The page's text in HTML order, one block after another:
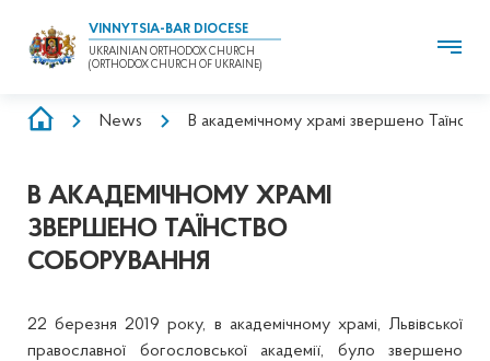
VINNYTSIA-BAR DIOCESE
UKRAINIAN ORTHODOX CHURCH
(ORTHODOX CHURCH OF UKRAINE)
BREADCRUMB
News В академічному храмі звершено
В АКАДЕМІЧНОМУ ХРАМІ
ЗВЕРШЕНО ТАЇНСТВО
СОБОРУВАННЯ
22 березня 2019 року, в академічному храмі, Львівської
православної богословської академії, було звершено